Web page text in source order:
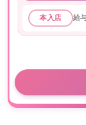
本入店 給